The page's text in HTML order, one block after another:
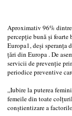
Aproximativ 96% dintre
percepție bună și
Europa1, deși speranța
țări din Europa . De
servicii de prevenție
periodice preventive
„Iubire la puterea
femeile din toate
conștientizare a